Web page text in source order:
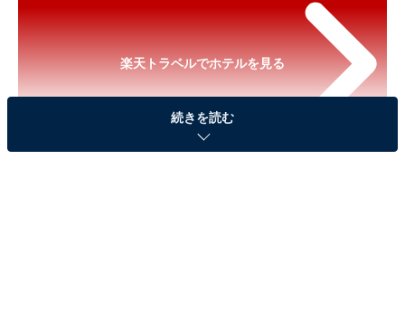
楽天トラベルでホテルを見る
続きを読む